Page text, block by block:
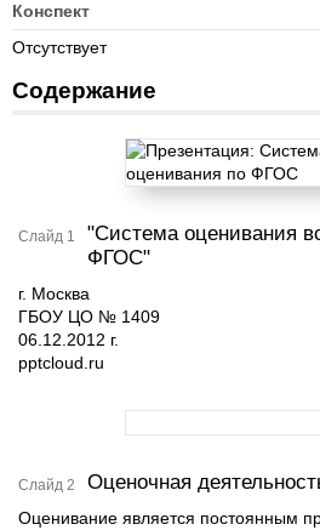
Конспект
Отсутствует
Содержание
Слайд 1
"Система оценивания
ФГОС"
г. Москва
ГБОУ ЦО № 1409
06.12.2012 г.
pptcloud.ru
Слайд 2 Оценочная
Оценивание является постоянным